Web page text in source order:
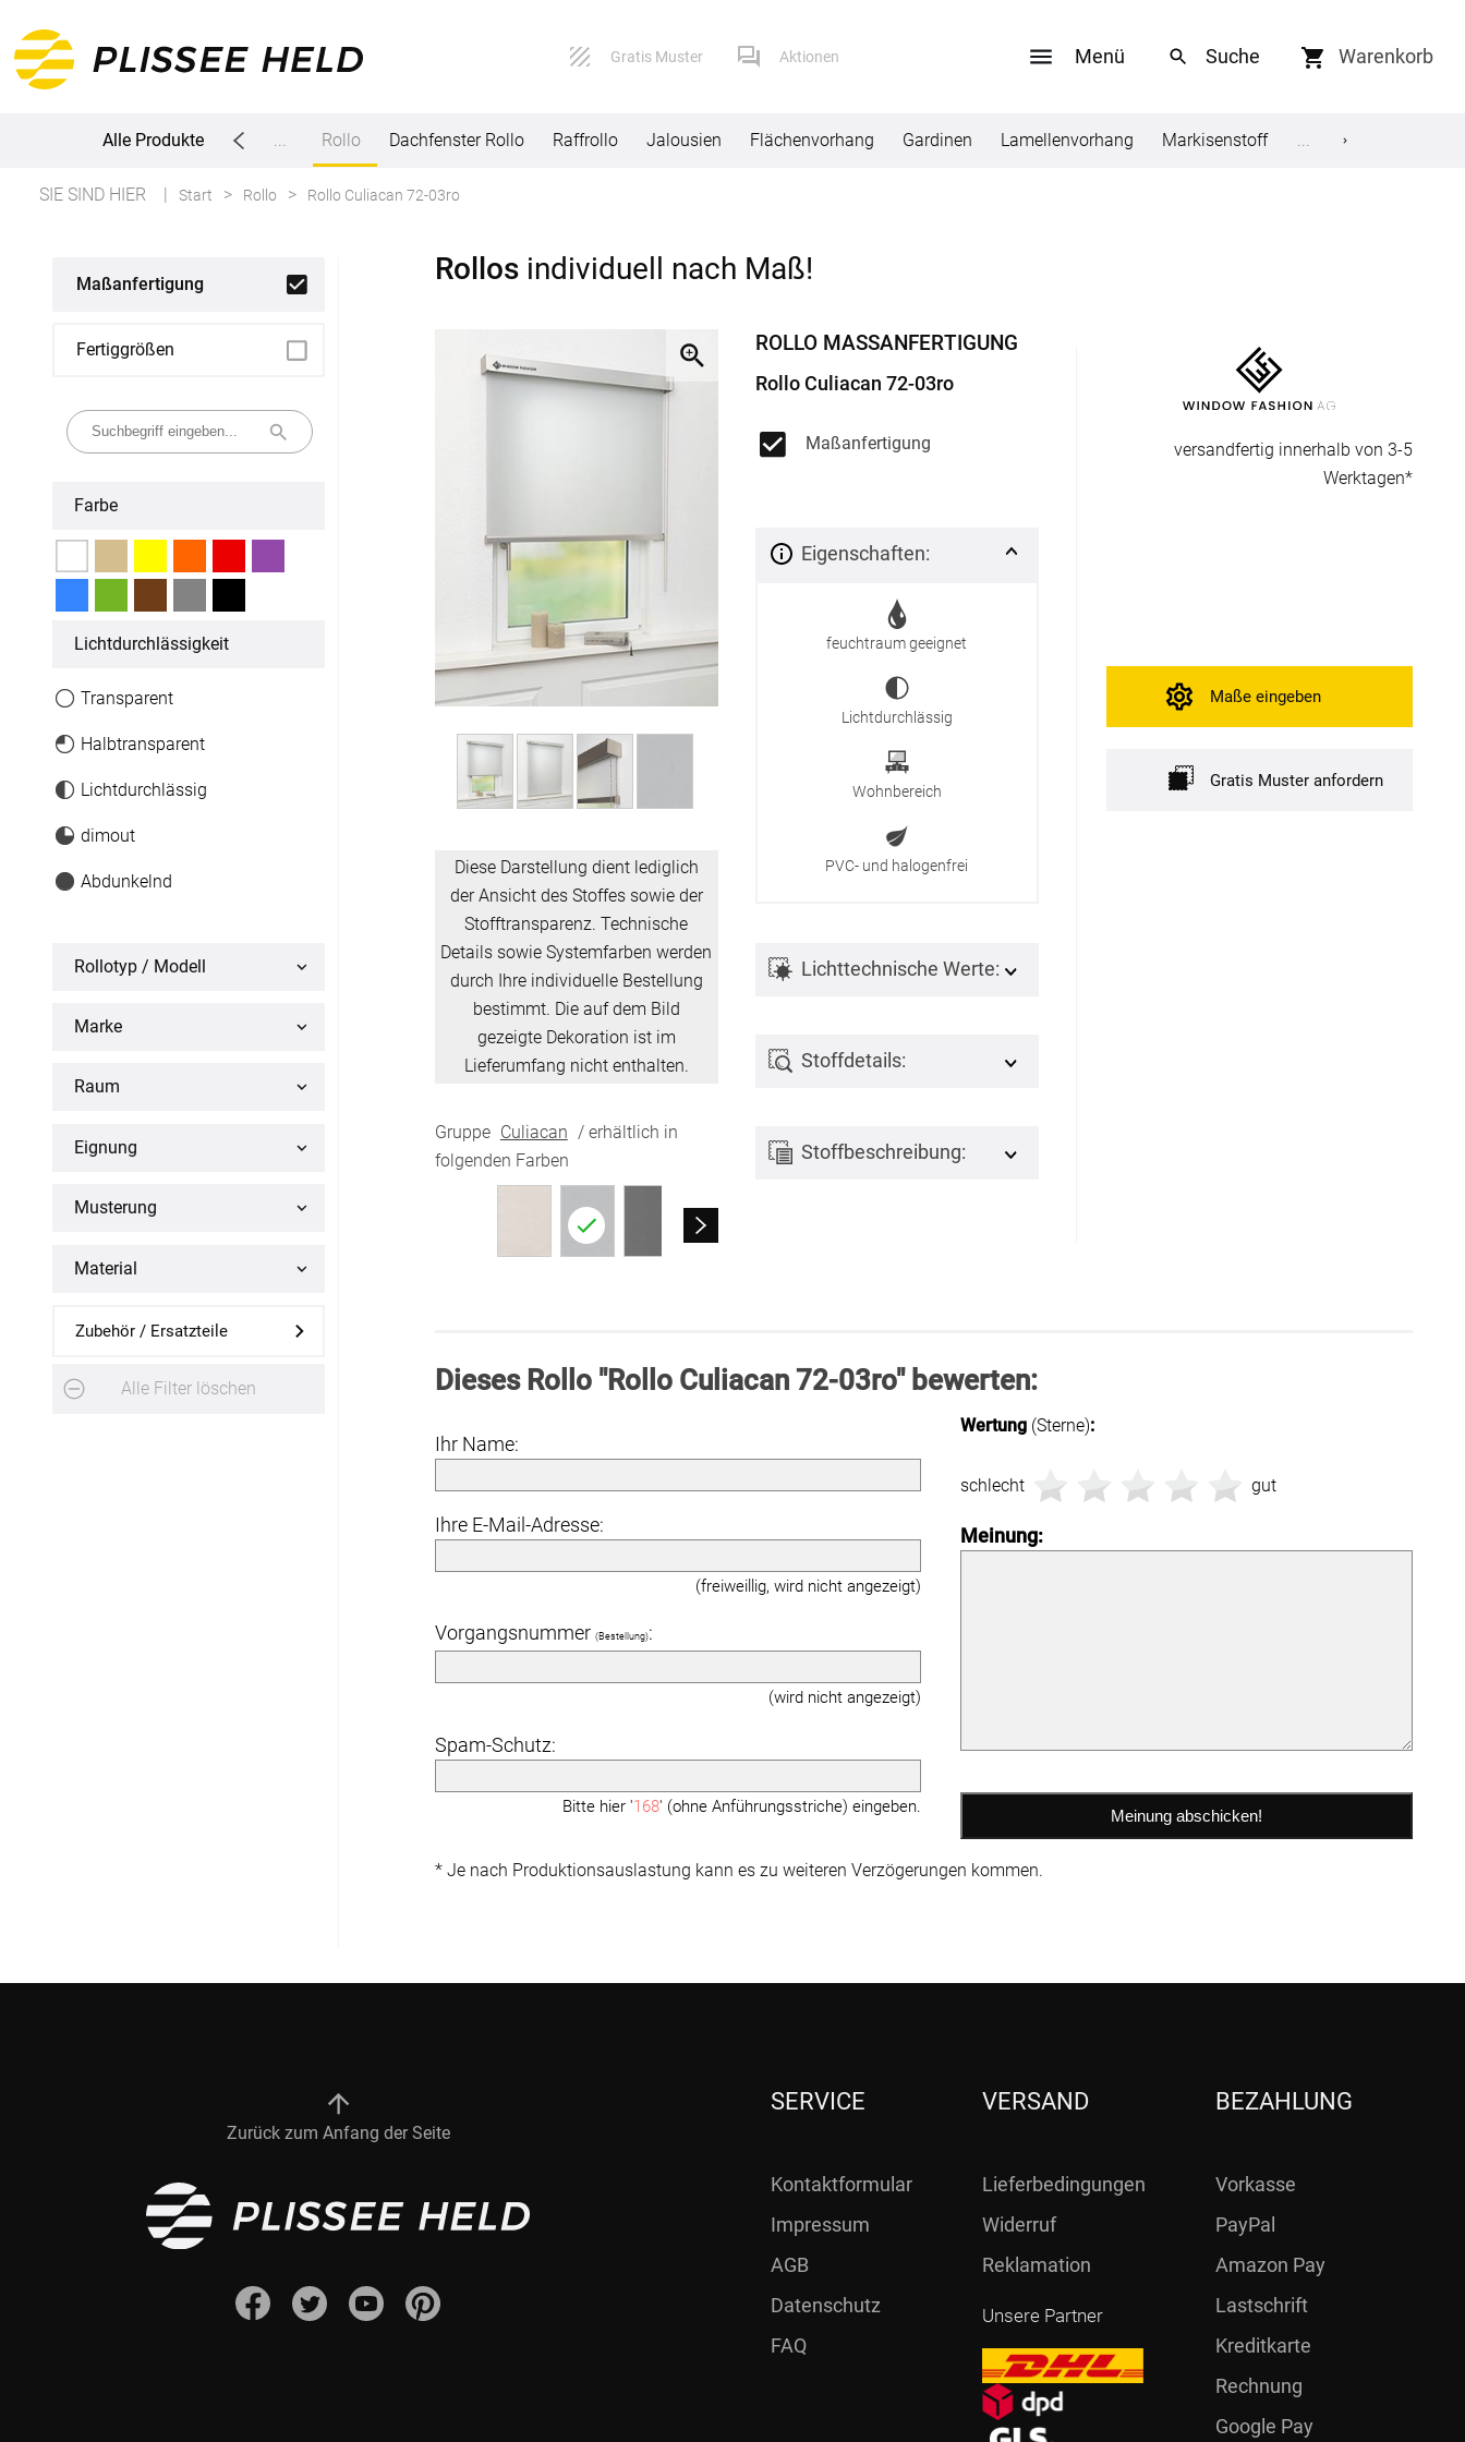
Gratis Muster Aktionen Menü Warenkorb
Rollo
Fertiggrößen
Raffrollo
Maßanfertigung
Markisenstoff
Kissen bestellen
Fensterbilder
Kontaktformular
Impressum
AGB
Widerruf
Reklamationen
Pinterest
Alle Produkte Plissee Rollo Dachfenster Rollo Raffrollo Jalousien Flächenvorhang Gardinen Lamellenvorhang Markisenstoff Tischdecke
SIE SIND HIER Start Rollo Rollo Culiacan 72-03ro
Maßanfertigung
Fertiggrößen
Farbe
Licht­durchlässigkeit
Transparent
Halbtransparent
Lichtdurchlässig
dimout
Abdunkelnd
Rollotyp / Modell
Marke
Raum
Eignung
Musterung
Material
Zubehör / Ersatzteile
Alle Filter löschen
Rollos individuell nach Maß!
Diese Darstellung dient lediglich
der Ansicht des Stoffes sowie der
Stofftransparenz. Technische
Details sowie Systemfarben werden
durch Ihre individuelle Bestellung
bestimmt. Die auf dem Bild
gezeigte Dekoration ist im
Lieferumfang nicht enthalten.
Gruppe Culiacan / erhältlich in
folgenden Farben
ROLLO MASSANFERTIGUNG
Rollo Culiacan 72-03ro
Maßanfertigung
Eigenschaften:
feuchtraum geeignet
Lichtdurchlässig
Wohnbereich
PVC- und halogenfrei
Lichttechnische Werte:
Stoffdetails:
Stoffbeschreibung:
versandfertig innerhalb von 3-5
Werktagen*
Maße eingeben
Gratis Muster anfordern
Dieses Rollo "Rollo Culiacan 72-03ro" bewerten:
Ihr Name:
Ihre E-Mail-Adresse:
(freiweillig, wird nicht angezeigt)
Vorgangsnummer (Bestellung):
(wird nicht angezeigt)
Spam-Schutz:
Bitte hier '168' (ohne Anführungsstriche) eingeben.
Wertung(Sterne):
schlecht gut
Meinung:
* Je nach Produktionsauslastung kann es zu weiteren Verzögerungen kommen.
Zurück zum Anfang der Seite
SERVICE
Kontaktformular
Impressum
AGB
Datenschutz
FAQ
VERSAND
Lieferbedingungen
Widerruf
Reklamation
Unsere Partner
BEZAHLUNG
Vorkasse
PayPal
Amazon Pay
Lastschrift
Kreditkarte
Rechnung
Google Pay